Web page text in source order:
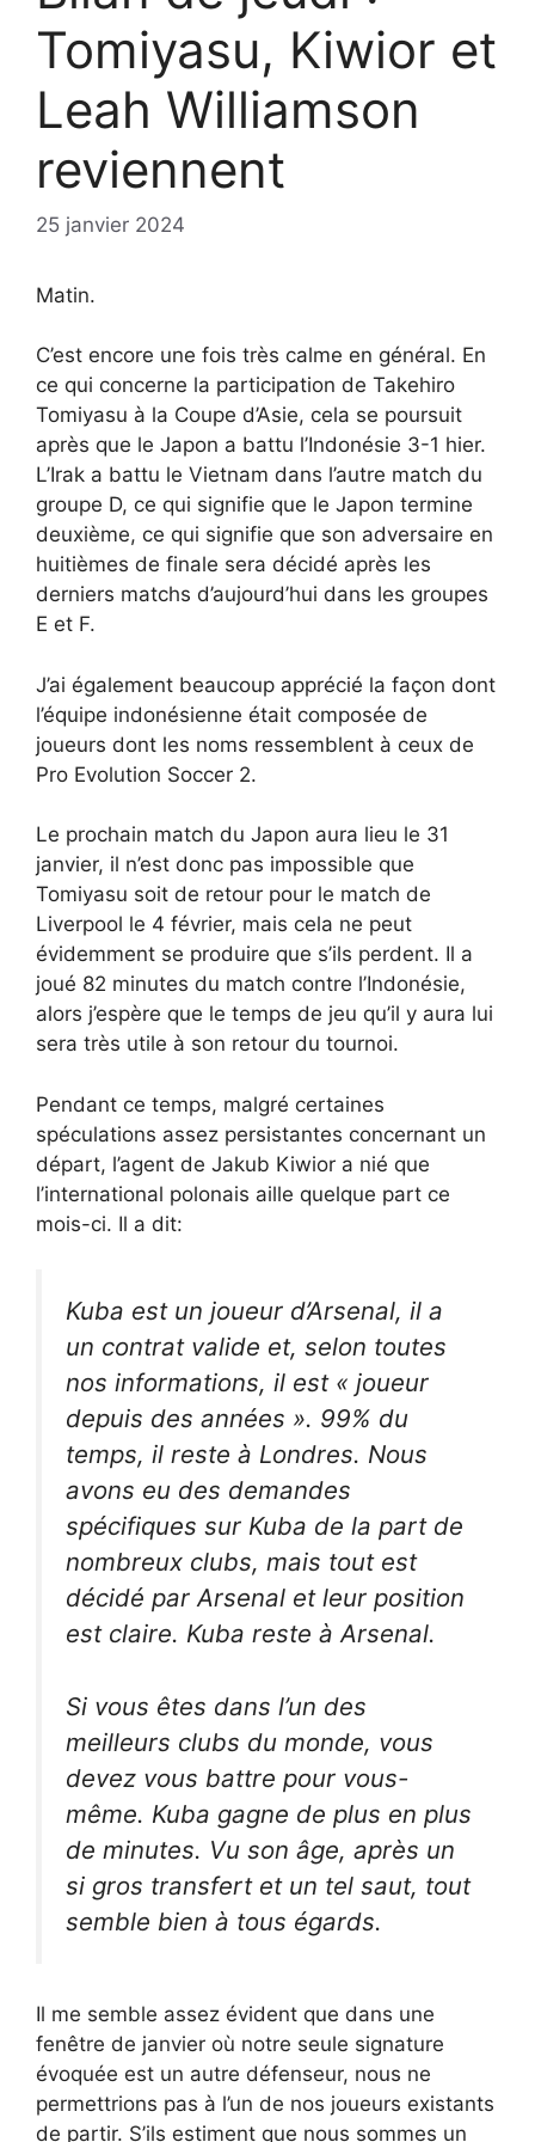
Tomiyasu, Kiwior et
Leah Williamson
reviennent
25 janvier 2024
Matin.
C’est encore une fois très calme en général. En
ce qui concerne la participation de Takehiro
Tomiyasu à la Coupe d’Asie, cela se poursuit
après que le Japon a battu l’Indonésie 3-1 hier.
L’Irak a battu le Vietnam dans l’autre match du
groupe D, ce qui signifie que le Japon termine
deuxième, ce qui signifie que son adversaire en
huitièmes de finale sera décidé après les
derniers matchs d’aujourd’hui dans les groupes
E et F.
J’ai également beaucoup apprécié la façon dont
l’équipe indonésienne était composée de
joueurs dont les noms ressemblent à ceux de
Pro Evolution Soccer 2.
Le prochain match du Japon aura lieu le 31
janvier, il n’est donc pas impossible que
Tomiyasu soit de retour pour le match de
Liverpool le 4 février, mais cela ne peut
évidemment se produire que s’ils perdent. Il a
joué 82 minutes du match contre l’Indonésie,
alors j’espère que le temps de jeu qu’il y aura lui
sera très utile à son retour du tournoi.
Pendant ce temps, malgré certaines
spéculations assez persistantes concernant un
départ, l’agent de Jakub Kiwior a nié que
l’international polonais aille quelque part ce
mois-ci. Il a dit:
Kuba est un joueur d’Arsenal, il a
un contrat valide et, selon toutes
nos informations, il est « joueur
depuis des années ». 99% du
temps, il reste à Londres. Nous
avons eu des demandes
spécifiques sur Kuba de la part de
nombreux clubs, mais tout est
décidé par Arsenal et leur position
est claire. Kuba reste à Arsenal.
Si vous êtes dans l’un des
meilleurs clubs du monde, vous
devez vous battre pour vous-
même. Kuba gagne de plus en plus
de minutes. Vu son âge, après un
si gros transfert et un tel saut, tout
semble bien à tous égards.
Il me semble assez évident que dans une
fenêtre de janvier où notre seule signature
évoquée est un autre défenseur, nous ne
permettrions pas à l’un de nos joueurs existants
de partir. S’ils estiment que nous sommes un